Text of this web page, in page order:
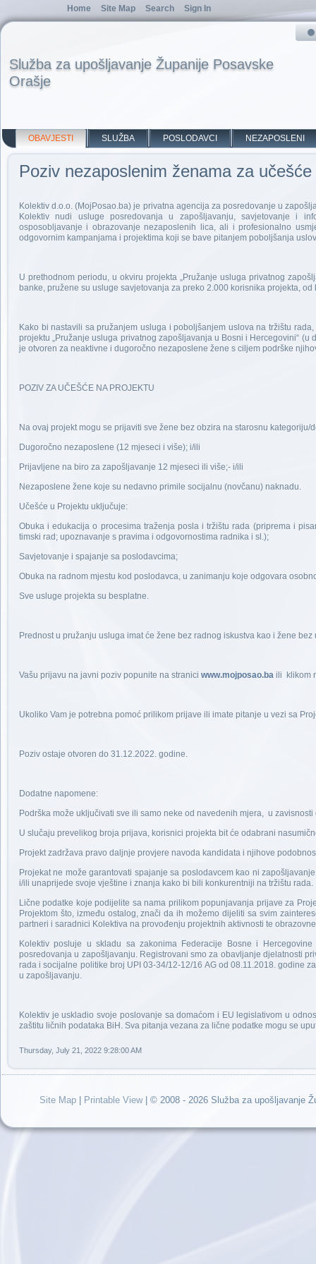
Služba za upošljavanje Županije Posavske
Orašje
OBAVJESTI SLUŽBA POSLODAVCI NEZAPOSLENI
Poziv nezaposlenim ženama za
Kolektiv d.o.o. (MojPosao.ba) je privatna agencija za posredovanje u
Kolektiv nudi usluge posredovanja u zapošljavanju, savjetovanje i
osposobljavanje i obrazovanje nezaposlenih lica, ali i profesionalno
odgovornim kampanjama i projektima koji se bave pitanjem poboljšanja
U prethodnom periodu, u okviru projekta „Pružanje usluga privatnog
banke, pružene su usluge savjetovanja za preko 2.000 korisnika projekta,
Kako bi nastavili sa pružanjem usluga i poboljšanjem uslova na tržištu
projektu „Pružanje usluga privatnog zapošljavanja u Bosni i Hercegovini“
je otvoren za neaktivne i dugoročno nezaposlene žene s ciljem podrške
POZIV ZA UČEŠĆE NA PROJEKTU
Na ovaj projekt mogu se prijaviti sve žene bez obzira na starosnu
Dugoročno nezaposlene (12 mjeseci i više); i/ili
Prijavljene na biro za zapošljavanje 12 mjeseci ili više;- i/ili
Nezaposlene žene koje su nedavno primile socijalnu (novčanu) naknadu.
Učešće u Projektu uključuje:
Obuka i edukacija o procesima traženja posla i tržištu rada (priprema i
timski rad; upoznavanje s pravima i odgovornostima radnika i sl.);
Savjetovanje i spajanje sa poslodavcima;
Obuka na radnom mjestu kod poslodavca, u zanimanju koje odgovara
Sve usluge projekta su besplatne.
Prednost u pružanju usluga imat će žene bez radnog iskustva kao i žene
Vašu prijavu na javni poziv popunite na stranici www.mojposao.ba ili klikom
Ukoliko Vam je potrebna pomoć prilikom prijave ili imate pitanje u vezi sa
Poziv ostaje otvoren do 31.12.2022. godine.
Dodatne napomene:
Podrška može uključivati sve ili samo neke od navedenih mjera, u
U slučaju prevelikog broja prijava, korisnici projekta bit će odabrani
Projekt zadržava pravo daljnje provjere navoda kandidata i njihove
Projekat ne može garantovati spajanje sa poslodavcem kao ni
i/ili unaprijede svoje vještine i znanja kako bi bili konkurentniji na tržištu rada.
Lične podatke koje podijelite sa nama prilikom popunjavanja prijave za
Projektom što, između ostalog, znači da ih možemo dijeliti sa svim
partneri i saradnici Kolektiva na provođenju projektnih aktivnosti te
Kolektiv posluje u skladu sa zakonima Federacije Bosne i
posredovanja u zapošljavanju. Registrovani smo za obavljanje djelatnosti
rada i socijalne politike broj UPI 03-34/12-12/16 AG od 08.11.2018. godine
u zapošljavanju.
Kolektiv je uskladio svoje poslovanje sa domaćom i EU legislativom u
zaštitu ličnih podataka BiH. Sva pitanja vezana za lične podatke mogu se
Thursday, July 21, 2022 9:28:00 AM
Site Map Printable View| © 2008 - 2026 Služba za upošljavanje
Home Site Map Search Sign In